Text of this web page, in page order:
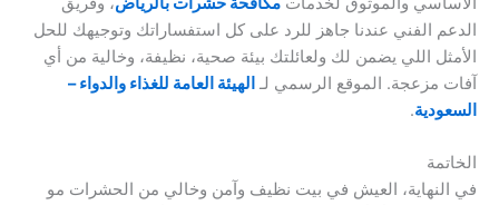
الدعم الفني عندنا جاهز للرد على كل استفساراتك وتوجيهك للحل
الأمثل اللي يضمن لك ولعائلتك بيئة صحية، نظيفة، وخالية من أي
آفات مزعجة. الموقع الرسمي لـ الهيئة العامة للغذاء والدواء –
السعودية.
الخاتمة
في النهاية، العيش في بيت نظيف وآمن وخالي من الحشرات مو